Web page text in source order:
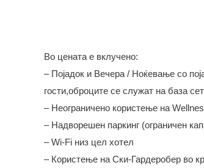
Во цената е вклучено:
– Појадок и Вечера / Ноќевање со
гости,оброците се служат на база
– Неограничено користење на
– Надворешен паркинг (ограничен
– Wi-Fi низ цел хотел
– Користење на Ски-Гардеробер во